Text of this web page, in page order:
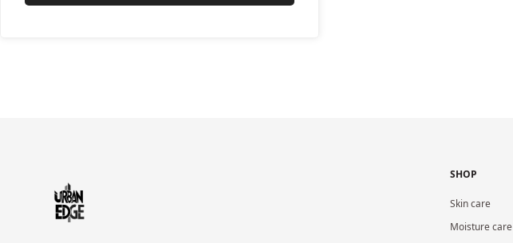
SHOP
Skin care
Moisture care